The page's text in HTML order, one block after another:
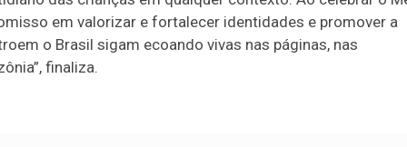
em valorizar e fortalecer identidades e promover a
o Brasil sigam ecoando vivas nas páginas, nas
finaliza.